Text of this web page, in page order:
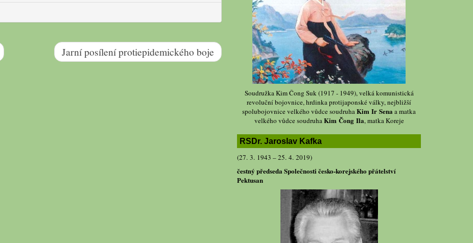
Jarní posílení protiepidemického boje
Soudružka Kim Čong Suk (1917 - 1949), velká komunistická
revoluční bojovnice, hrdinka protijaponské války, nejbližší
spolubojovnice velkého vůdce soudruhaKim Ir Sena a matka
velkého vůdce soudruhaKim Čong Ila, matka Koreje
RSDr. Jaroslav Kafka
(27. 3. 1943 – 25. 4. 2019)
čestný předseda Společnosti česko-korejského přátelství
Pektusan